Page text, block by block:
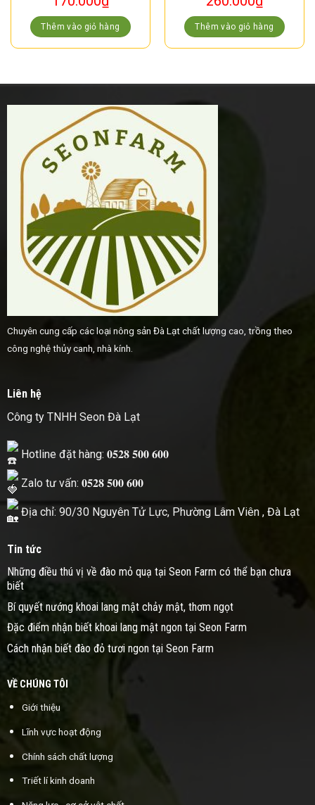
Thêm vào giỏ hàng Thêm vào giỏ hàng
Chuyên cung cấp các loại nông sản Đà Lạt chất lượng cao, trồng theo
công nghệ thủy canh, nhà kính.
Liên hệ
Công ty TNHH Seon Đà Lạt
Hotline đặt hàng: 𝟎𝟓𝟐𝟖 𝟓𝟎𝟎 𝟔𝟎𝟎
Zalo tư vấn: 𝟎𝟓𝟐𝟖 𝟓𝟎𝟎 𝟔𝟎𝟎
Địa chỉ: 90/30 Nguyên Tử Lực, Phường Lâm Viên , Đà Lạt
Tin tức
Những điều thú vị về đào mỏ quạ tại Seon Farm có thể bạn chưa
biết
Bí quyết nướng khoai lang mật chảy mật, thơm ngọt
Đặc điểm nhận biết khoai lang mật ngon tại Seon Farm
Cách nhận biết đào đỏ tươi ngon tại Seon Farm
VỀ CHÚNG TÔI
Giới thiệu
Lĩnh vực hoạt động
Chính sách chất lượng
Triết lí kinh doanh